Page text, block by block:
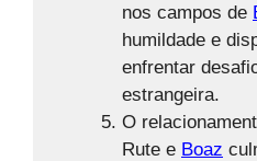
nos campos de
humildade e
enfrentar
estrangeira.
O
Rute e Boaz